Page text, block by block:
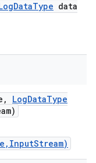
DataType data
, LogDataType